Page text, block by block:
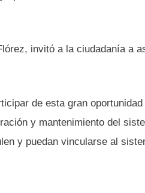
invitó a la ciudadanía a
de esta gran
y mantenimiento del
y puedan vincularse al